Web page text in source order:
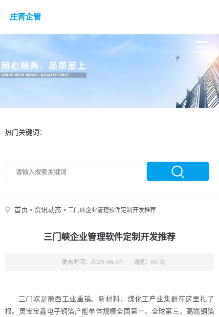
庄胥企管
热门关键词：
首页 > 资讯动态 > 三门峡企业管理软件定制开发推荐
三门峡企业管理软件定制开发推荐
发布时间：2026-06-24 浏览：80 次
三门峡是豫西工业重镇。新材料、煤化工产业集群在这里扎了
根。灵宝宝鑫电子铜箔产能单体规模全国第一、全球第三，高端铜箔